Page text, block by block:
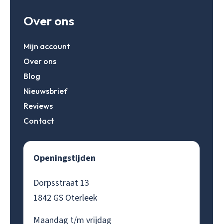
Over ons
Mijn account
Over ons
Blog
Nieuwsbrief
Reviews
Contact
Openingstijden
Dorpsstraat 13
1842 GS Oterleek
Maandag t/m vrijdag